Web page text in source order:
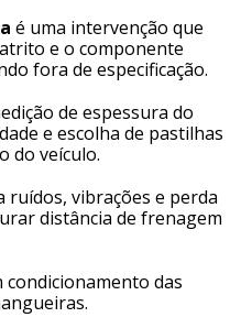
é uma intervenção que
e o componente
fora de especificação.
de espessura do
e escolha de pastilhas
do veículo.
vibrações e perda
distância de frenagem
condicionamento das